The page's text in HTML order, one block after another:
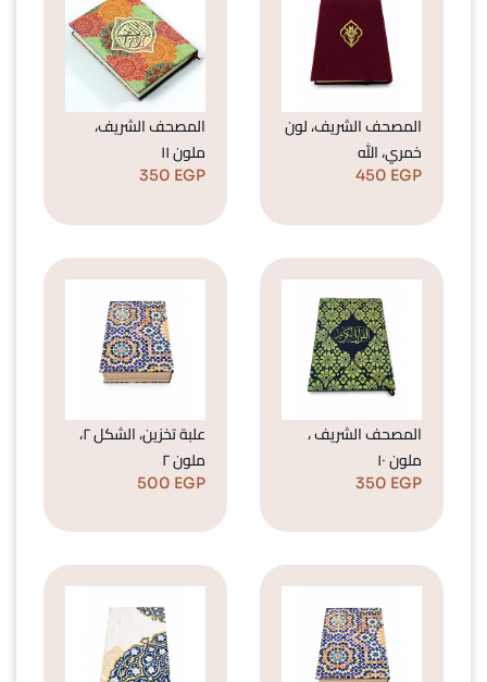
المصحف الشريف، لون
خمري، الله
450 EGP
المصحف الشريف،
ملون ١١
350 EGP
المصحف الشريف ،
ملون ١٠
350 EGP
علبة تخزين، الشكل ٢،
ملون ٢
500 EGP